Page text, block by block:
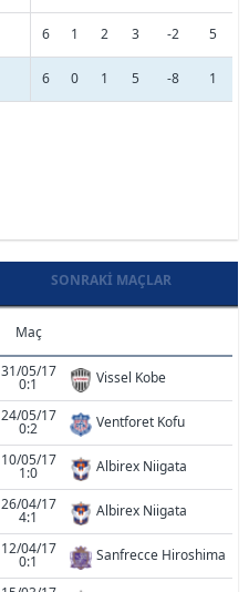
6 1 2 3 -2 5
6 0 1 5 -8 1
SONRAKI MAÇLAR
Maç
31/05/17
0:1 Vissel Kobe
24/05/17
0:2 Ventforet Kofu
10/05/17
1:0 Albirex Niigata
26/04/17
4:1 Albirex Niigata
12/04/17
0:1 Sanfrecce Hiroshima